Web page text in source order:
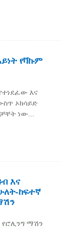
የቫኩም
እና
ኦክሳይድ
ነው...
እና
ከፍተኛ
የሮሊንግ ማሽን